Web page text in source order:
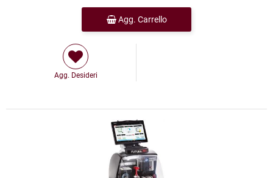
Agg. Carrello
Agg. Desideri